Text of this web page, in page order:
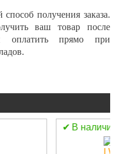
получения заказа.
ваш товар после
оплатить прямо при